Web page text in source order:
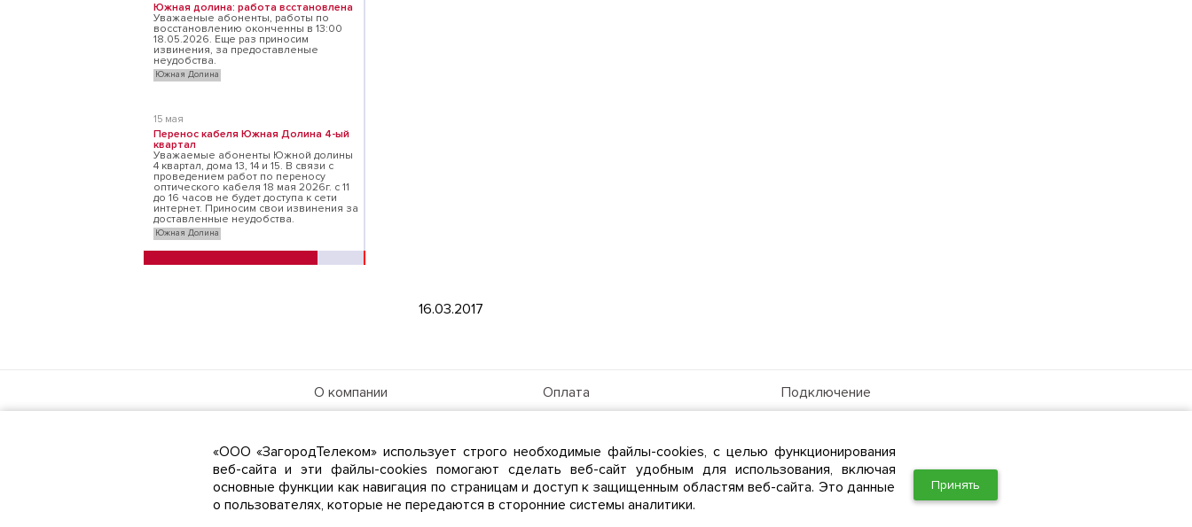
Южная долина: работа всстановлена
Уважаеные абоненты, работы по
восстановлению оконченны в 13:00
18.05.2026. Еще раз приносим
извинения, за предоставленые
неудобства.
Южная Долина
15 мая
Перенос кабеля Южная Долина 4-ый
квартал
Уважаемые абоненты Южной долины
4 квартал, дома 13, 14 и 15. В связи с
проведением работ по переносу
оптического кабеля 18 мая 2026г. с 11
до 16 часов не будет доступа к сети
интернет. Приносим свои извинения за
доставленные неудобства.
Южная Долина
Уважаемые абоненты!
не принимаются. До момента
восстановления сервиса
платежей услуга интернет будет
работать даже при отрицательном
О возобновлении платежей будет
16.03.2017
О компании
Новости
Контакты
Оплата
Тарифы
Личный кабинет
Подключение
Для бизнеса
«ООО «ЗагородТелеком» использует строго необходимые файлы-cookies, с целью функционирования
веб-сайта и эти файлы-cookies помогают сделать веб-сайт удобным для использования, включая
основные функции как навигация по страницам и доступ к защищенным областям веб-сайта. Это данные
о пользователях, которые не передаются в сторонние системы аналитики.
Принять